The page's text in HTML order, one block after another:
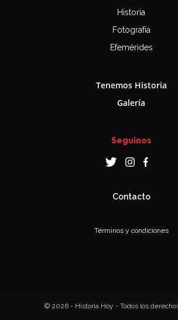
Historia
Fotografía
Efemérides
Tenemos Historia
Galería
Seguinos
Contacto
Términos y condiciones
© 2026 - Historia Hoy - Todos los